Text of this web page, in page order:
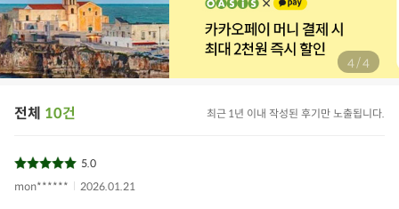
4 /4
전체 10건 최근 1년 이내 작성된 후기만 노출됩니다.
5.0
mon******
2026.01.21